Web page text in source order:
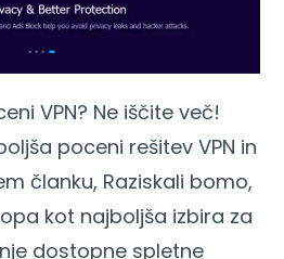
VPN? Ne iščite več!
poceni rešitev VPN in
članku, Raziskali bomo,
kot najboljša izbira za
dostopne spletne